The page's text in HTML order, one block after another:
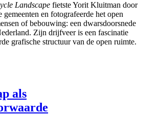
Landscape fietste Yorit Kluitman door
gemeenten en fotografeerde het open
of bebouwing: een dwarsdoorsnede
Zijn drijfveer is een fascinatie
grafische structuur van de open ruimte.
als